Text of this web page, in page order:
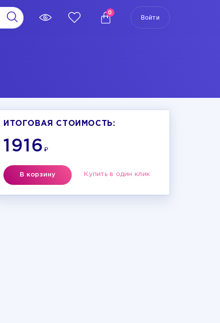
0
Войти
ИТОГОВАЯ СТОИМОСТЬ:
1916 ₽
В корзину Купить в один клик